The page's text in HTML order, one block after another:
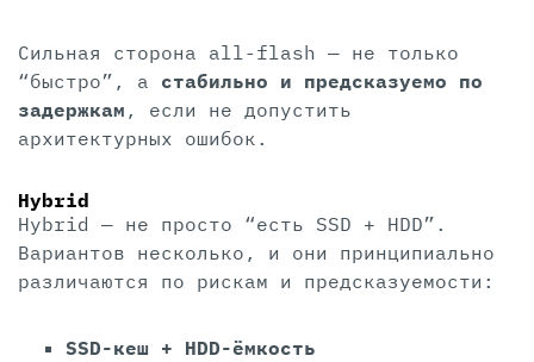
Сильная сторона all-flash — не только
“быстро”, а стабильно и предсказуемо по
задержкам , если не допустить
архитектурных ошибок.
Hybrid
Hybrid — не просто “есть SSD + HDD”.
Вариантов несколько, и они принципиально
различаются по рискам и предсказуемости:
SSD-кеш + HDD-ёмкость